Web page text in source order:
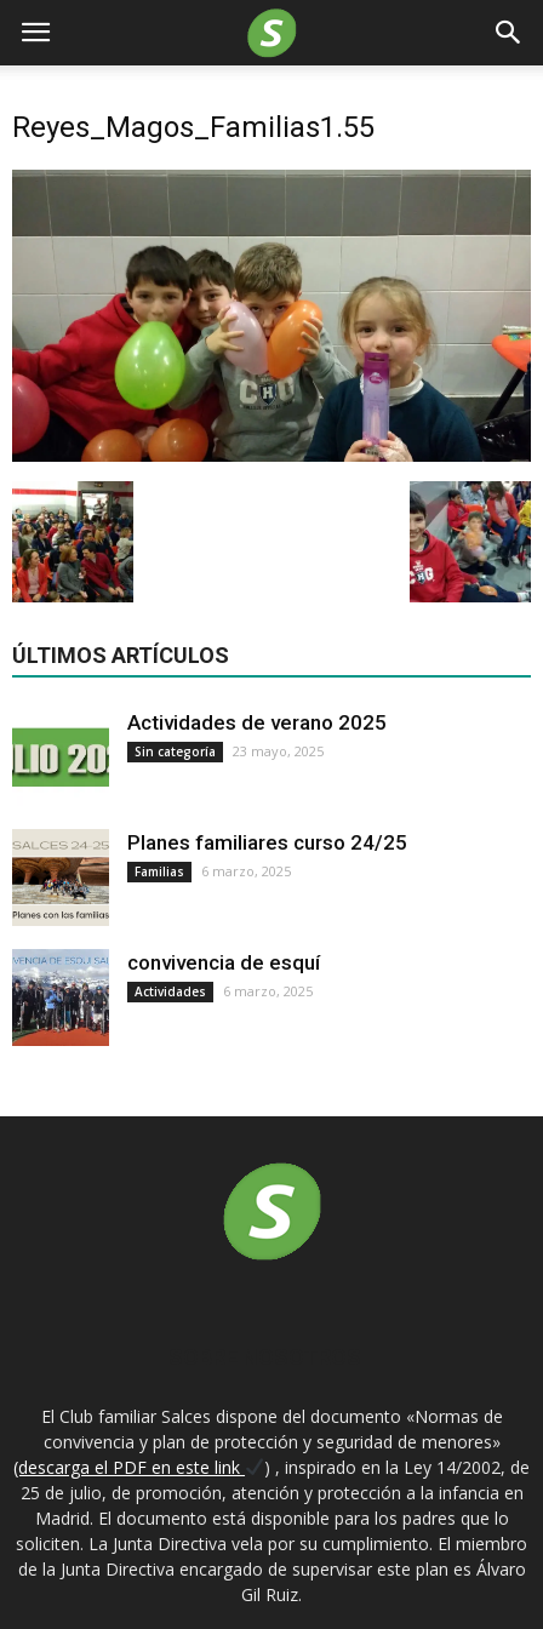
Reyes_Magos_Familias1.55
ÚLTIMOS ARTÍCULOS
Actividades de verano 2025
Sin categoría 23 mayo, 2025
Planes familiares curso 24/25
Familias 6 marzo, 2025
convivencia de esquí
Actividades 6 marzo, 2025
El Club familiar Salces dispone del documento «Normas de
convivencia y plan de protección y seguridad de menores»
(descarga el PDF en este link
) , inspirado en la Ley 14/2002, de
25 de julio, de promoción, atención y protección a la infancia en
Madrid. El documento está disponible para los padres que lo
soliciten. La Junta Directiva vela por su cumplimiento. El miembro
de la Junta Directiva encargado de supervisar este plan es Álvaro
Gil Ruiz.